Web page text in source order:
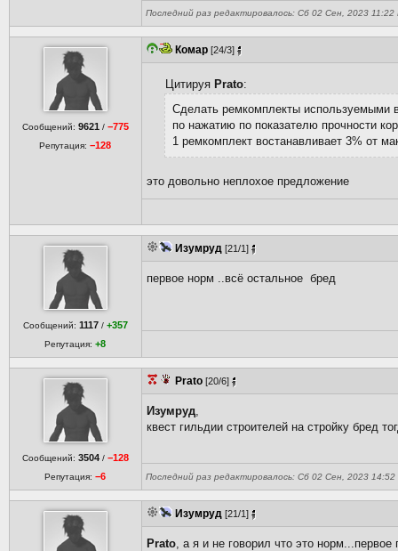
Последний раз редактировалось: Сб 02 Сен, 2023 11:22
Сообщений: 9621 / −775
Репутация:−128
Комар [24/3]
Цитируя Prato:
Сделать ремкомплекты используемыми
по нажатию по показателю прочности
1 ремкомплект востанавливает 3% от
это довольно неплохое предложение
Сообщений: 1117 / +357
Репутация:+8
Изумруд [21/1]
первое норм ..всё остальное бред
Сообщений: 3504 / −128
Репутация:−6
Prato [20/6]
Изумруд,
квест гильдии строителей на стройку бред
Последний раз редактировалось: Сб 02 Сен, 2023 14:52
Изумруд [21/1]
Prato, а я и не говорил что это